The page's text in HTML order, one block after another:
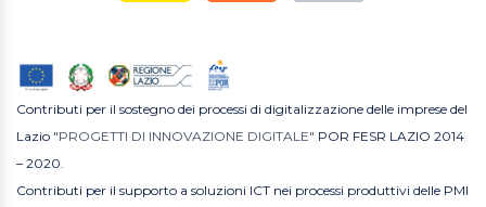
Contributi per il sostegno dei processi di digitalizzazione delle imprese del
Lazio "PROGETTI DI INNOVAZIONE DIGITALE" POR FESR LAZIO 2014
– 2020.
Contributi per il supporto a soluzioni ICT nei processi produttivi delle PMI